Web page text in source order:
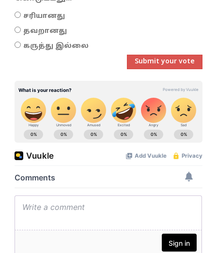
சரியானது
தவறானது
கருத்து இல்லை
Submit your vote